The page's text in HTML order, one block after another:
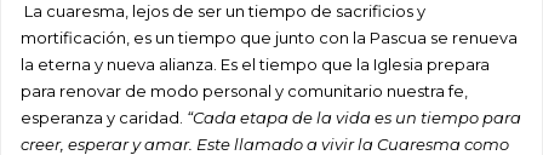
La cuaresma, lejos de ser un tiempo de sacrificios y
mortificación, es un tiempo que junto con la Pascua se renueva
la eterna y nueva alianza. Es el tiempo que la Iglesia prepara
para renovar de modo personal y comunitario nuestra fe,
esperanza y caridad. “Cada etapa de la vida es un tiempo para
creer, esperar y amar. Este llamado a vivir la Cuaresma como